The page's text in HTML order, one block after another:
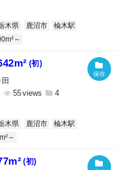
木県 鹿沼市
楡木駅
～
(初)
55 4
木県 鹿沼市
楡木駅
～
(初)